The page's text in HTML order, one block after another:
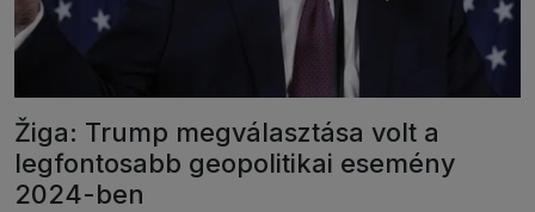
Žiga: Trump megválasztása volt a
legfontosabb geopolitikai esemény
2024-ben